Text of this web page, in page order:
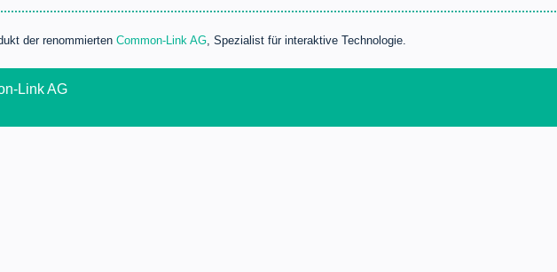
der renommierten Common-Link AG, Spezialist für interaktive Technologie.
Link AG